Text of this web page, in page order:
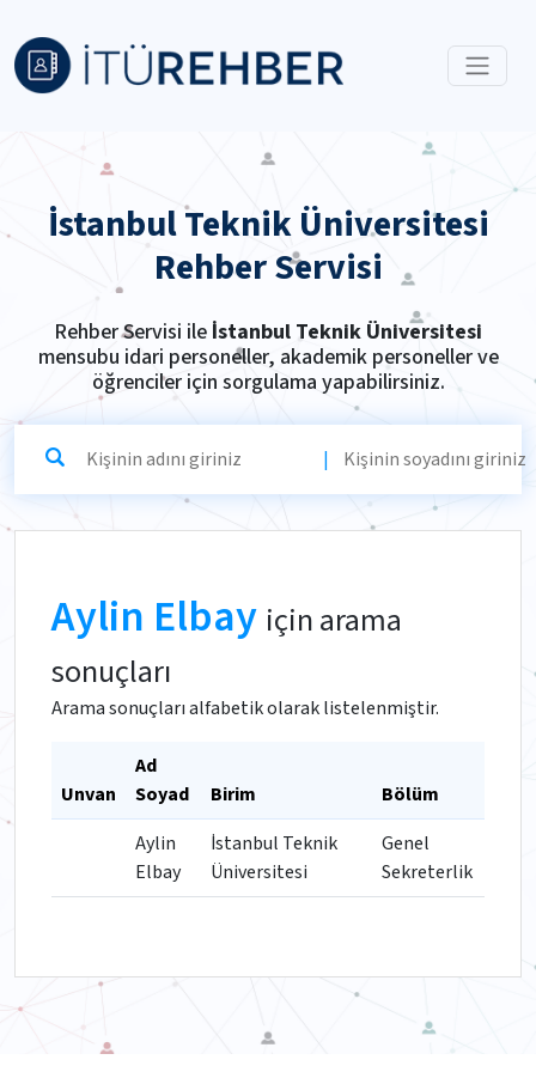
İstanbul Teknik Üniversitesi
Rehber Servisi
Rehber Servisi ile İstanbul Teknik Üniversitesi
mensubu idari personeller, akademik personeller ve
öğrenciler için sorgulama yapabilirsiniz.
|
Aylin Elbay için arama
sonuçları
Arama sonuçları alfabetik olarak listelenmiştir.
Unvan
Ad
Soyad
Birim
Bölüm
Aylin
Elbay
İstanbul Teknik
Üniversitesi
Genel
Sekreterlik